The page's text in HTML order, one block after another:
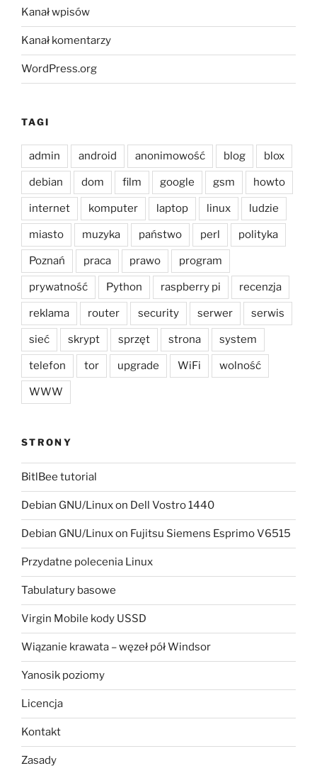
Kanał wpisów
Kanał komentarzy
WordPress.org
TAGI
admin android anonimowość blog blox
debian dom film google gsm howto
internet komputer laptop linux ludzie
miasto muzyka państwo perl polityka
Poznań praca prawo program
prywatność Python raspberry pi recenzja
reklama router security serwer serwis
sieć skrypt sprzęt strona system
telefon tor upgrade WiFi wolność
WWW
STRONY
BitlBee tutorial
Debian GNU/Linux on Dell Vostro 1440
Debian GNU/Linux on Fujitsu Siemens Esprimo V6515
Przydatne polecenia Linux
Tabulatury basowe
Virgin Mobile kody USSD
Wiązanie krawata – węzeł pół Windsor
Yanosik poziomy
Licencja
Kontakt
Zasady